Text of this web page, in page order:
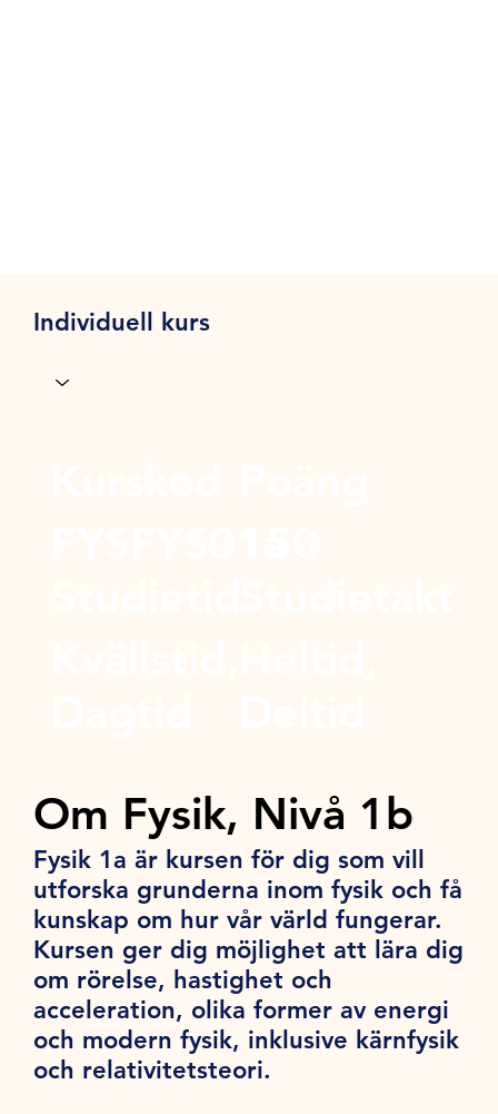
Individuell kurs
Om Fysik, Nivå 1b
Fysik 1a är kursen för dig som vill
utforska grunderna inom fysik och få
kunskap om hur vår värld fungerar.
Kursen ger dig möjlighet att lära dig
om rörelse, hastighet och
acceleration, olika former av energi
och modern fysik, inklusive kärnfysik
och relativitetsteori.